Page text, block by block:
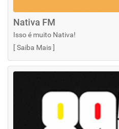
Nativa FM
Isso é muito Nativa!
[Saiba Mais]